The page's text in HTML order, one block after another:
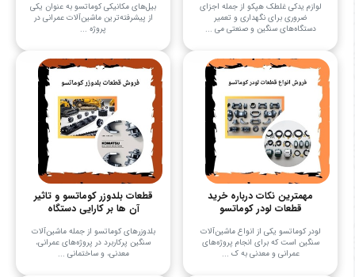
لوازم یدکی غلطک هپکو از جمله اجزای
ضروری برای نگهداری و تعمیر
دستگاه‌های سنگین و صنعتی می‌ ...
بیل‌های مکانیکی کوماتسو به عنوان یکی
از پیشرفته‌ترین ماشین‌آلات عمرانی در
پروژه‌ ...
مهمترین نکات درباره خرید
قطعات لودر کوماتسو
لودر کوماتسو یکی از انواع ماشین‌آلات
سنگین است که برای انجام پروژه‌های
عمرانی و معدنی به ک ...
قطعات بلدوزر کوماتسو و تاثیر
آن ها بر کارایی دستگاه
بلدوزرهای کوماتسو از جمله ماشین‌آلات
سنگین پرکاربرد در پروژه‌های عمرانی،
معدنی، و ساختمانی ...